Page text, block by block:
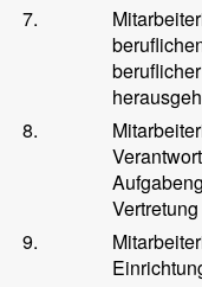
7.
8.
9.